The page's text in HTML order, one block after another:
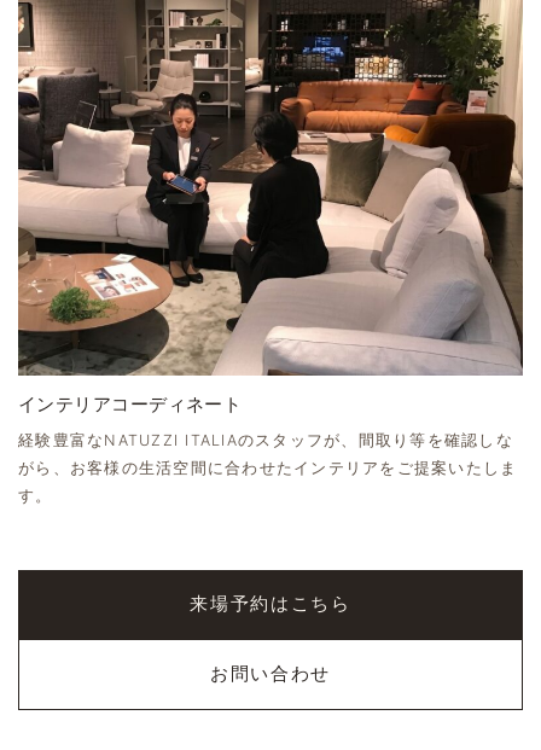
インテリアコーディネート
経験豊富なNATUZZI ITALIAのスタッフが、間取り等を確認しな
がら、お客様の生活空間に合わせたインテリアをご提案いたしま
す。
来場予約はこちら
お問い合わせ